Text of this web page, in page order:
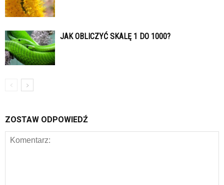
JAK OBLICZYĆ SKALĘ 1 DO 1000?
ZOSTAW ODPOWIEDŹ